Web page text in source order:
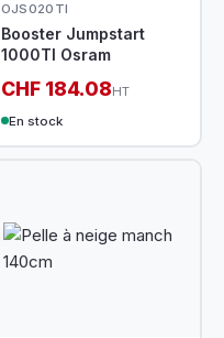
OJS020TI
Booster Jumpstart
1000TI Osram
CHF 184.08HT
En stock